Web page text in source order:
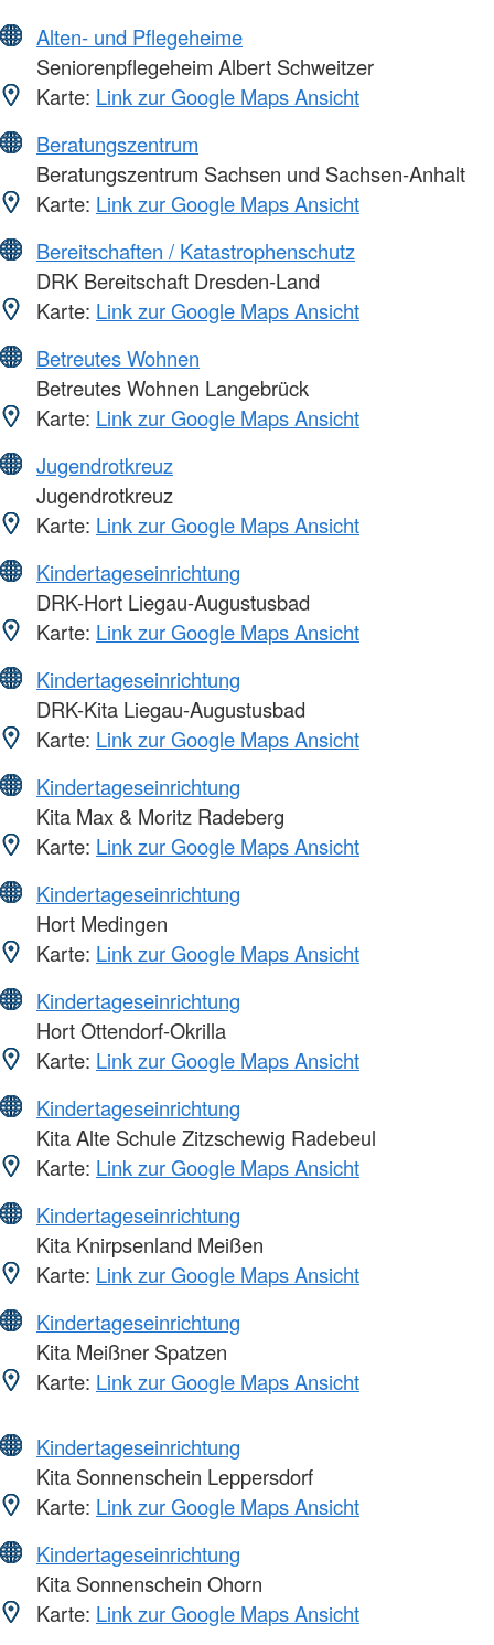
Alten- und Pflegeheime
Seniorenpflegeheim Albert Schweitzer
Karte: Link zur Google Maps Ansicht
Beratungszentrum
Beratungszentrum Sachsen und Sachsen-Anhalt
Karte: Link zur Google Maps Ansicht
Bereitschaften / Katastrophenschutz
DRK Bereitschaft Dresden-Land
Karte: Link zur Google Maps Ansicht
Betreutes Wohnen
Betreutes Wohnen Langebrück
Karte: Link zur Google Maps Ansicht
Jugendrotkreuz
Jugendrotkreuz
Karte: Link zur Google Maps Ansicht
Kindertageseinrichtung
DRK-Hort Liegau-Augustusbad
Karte: Link zur Google Maps Ansicht
Kindertageseinrichtung
DRK-Kita Liegau-Augustusbad
Karte: Link zur Google Maps Ansicht
Kindertageseinrichtung
Kita Max & Moritz Radeberg
Karte: Link zur Google Maps Ansicht
Kindertageseinrichtung
Hort Medingen
Karte: Link zur Google Maps Ansicht
Kindertageseinrichtung
Hort Ottendorf-Okrilla
Karte: Link zur Google Maps Ansicht
Kindertageseinrichtung
Kita Alte Schule Zitzschewig Radebeul
Karte: Link zur Google Maps Ansicht
Kindertageseinrichtung
Kita Knirpsenland Meißen
Karte: Link zur Google Maps Ansicht
Kindertageseinrichtung
Kita Meißner Spatzen
Karte: Link zur Google Maps Ansicht
Kindertageseinrichtung
Kita Sonnenschein Leppersdorf
Karte: Link zur Google Maps Ansicht
Kindertageseinrichtung
Kita Sonnenschein Ohorn
Karte: Link zur Google Maps Ansicht